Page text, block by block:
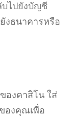
บไปยังบัญชี
งธนาคารหรือ
องคาสิโน ใส่
องคุณเพื่อ